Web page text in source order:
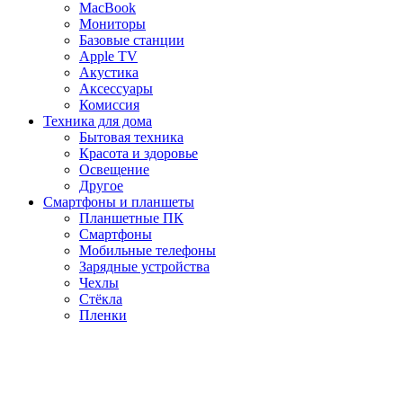
MacBook
Мониторы
Базовые станции
Apple TV
Акустика
Аксессуары
Комиссия
Техника для дома
Бытовая техника
Красота и здоровье
Освещение
Другое
Смартфоны и планшеты
Планшетные ПК
Смартфоны
Мобильные телефоны
Зарядные устройства
Чехлы
Стёкла
Пленки